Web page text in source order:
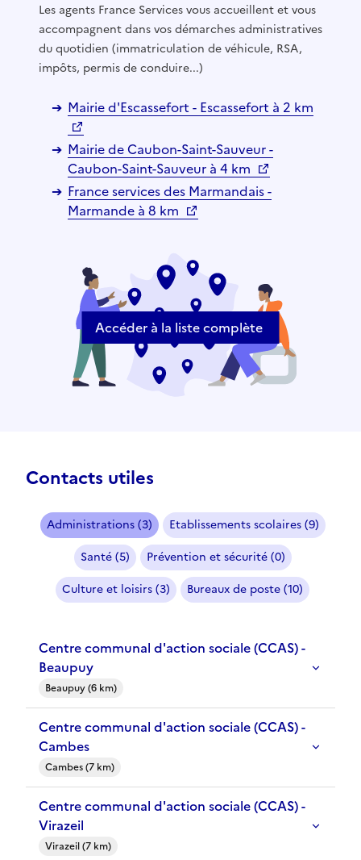
Les agents France Services vous accueillent et vous
accompagnent dans vos démarches administratives
du quotidien (immatriculation de véhicule, RSA,
impôts, permis de conduire...)
Mairie d'Escassefort - Escassefort à 2 km
Mairie de Caubon-Saint-Sauveur -
Caubon-Saint-Sauveur à 4 km
France services des Marmandais -
Marmande à 8 km
Accéder à la liste complète
Contacts utiles
Administrations (3)
Etablissements scolaires (9)
Santé (5)
Prévention et sécurité (0)
Culture et loisirs (3)
Bureaux de poste (10)
Centre communal d'action sociale (CCAS) -
Beaupuy
Beaupuy (6 km)
Centre communal d'action sociale (CCAS) -
Cambes
Cambes (7 km)
Centre communal d'action sociale (CCAS) -
Virazeil
Virazeil (7 km)